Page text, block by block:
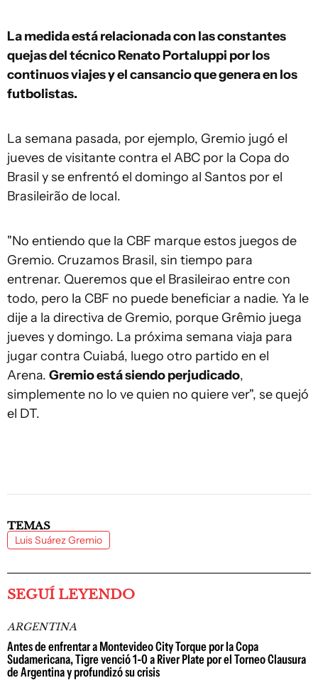
La medida está relacionada con las constantes
quejas del técnico Renato Portaluppi por los
continuos viajes y el cansancio que genera en los
futbolistas.
La semana pasada, por ejemplo, Gremio jugó el
jueves de visitante contra el ABC por la Copa do
Brasil y se enfrentó el domingo al Santos por el
Brasileirão de local.
"No entiendo que la CBF marque estos juegos de
Gremio. Cruzamos Brasil, sin tiempo para
entrenar. Queremos que el Brasileirao entre con
todo, pero la CBF no puede beneficiar a nadie. Ya le
dije a la directiva de Gremio, porque Grêmio juega
jueves y domingo. La próxima semana viaja para
jugar contra Cuiabá, luego otro partido en el
Arena. Gremio está siendo perjudicado,
simplemente no lo ve quien no quiere ver", se quejó
el DT.
TEMAS
Luis Suárez Gremio
SEGUÍ LEYENDO
ARGENTINA
Antes de enfrentar a Montevideo City Torque por la Copa
Sudamericana, Tigre venció 1-0 a River Plate por el Torneo Clausura
de Argentina y profundizó su crisis